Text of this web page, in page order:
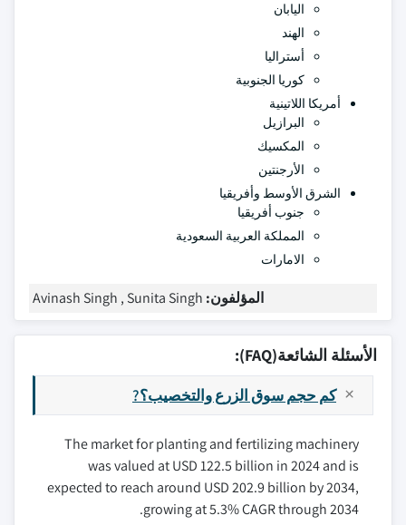
اليابان
الهند
أستراليا
كوريا الجنوبية
أمريكا اللاتينية
البرازيل
المكسيك
الأرجنتين
الشرق الأوسط وأفريقيا
جنوب أفريقيا
المملكة العربية السعودية
الامارات
المؤلفون: Avinash Singh , Sunita Singh
الأسئلة الشائعة(FAQ):
كم حجم سوق الزرع والتخصيب؟?
The market for planting and fertilizing machinery
was valued at USD 122.5 billion in 2024 and is
expected to reach around USD 202.9 billion by 2034,
growing at 5.3% CAGR through 2034.